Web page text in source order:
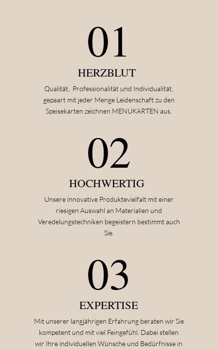
01
HERZBLUT
Qualität, Professionalität und Individualität,
gepaart mit jeder Menge Leidenschaft zu den
Speisekarten zeichnen MENUKARTEN aus.
02
HOCHWERTIG
Unsere innovative Produktevielfalt mit einer
riesigen Auswahl an Materialien und
Veredelungstechniken begeistern bestimmt auch
Sie.
03
EXPERTISE
Mit unserer langjährigen Erfahrung beraten wir Sie
kompetent und mit viel Feingefühl. Dabei stellen
wir Ihre individuellen Wünsche und Bedürfnisse in